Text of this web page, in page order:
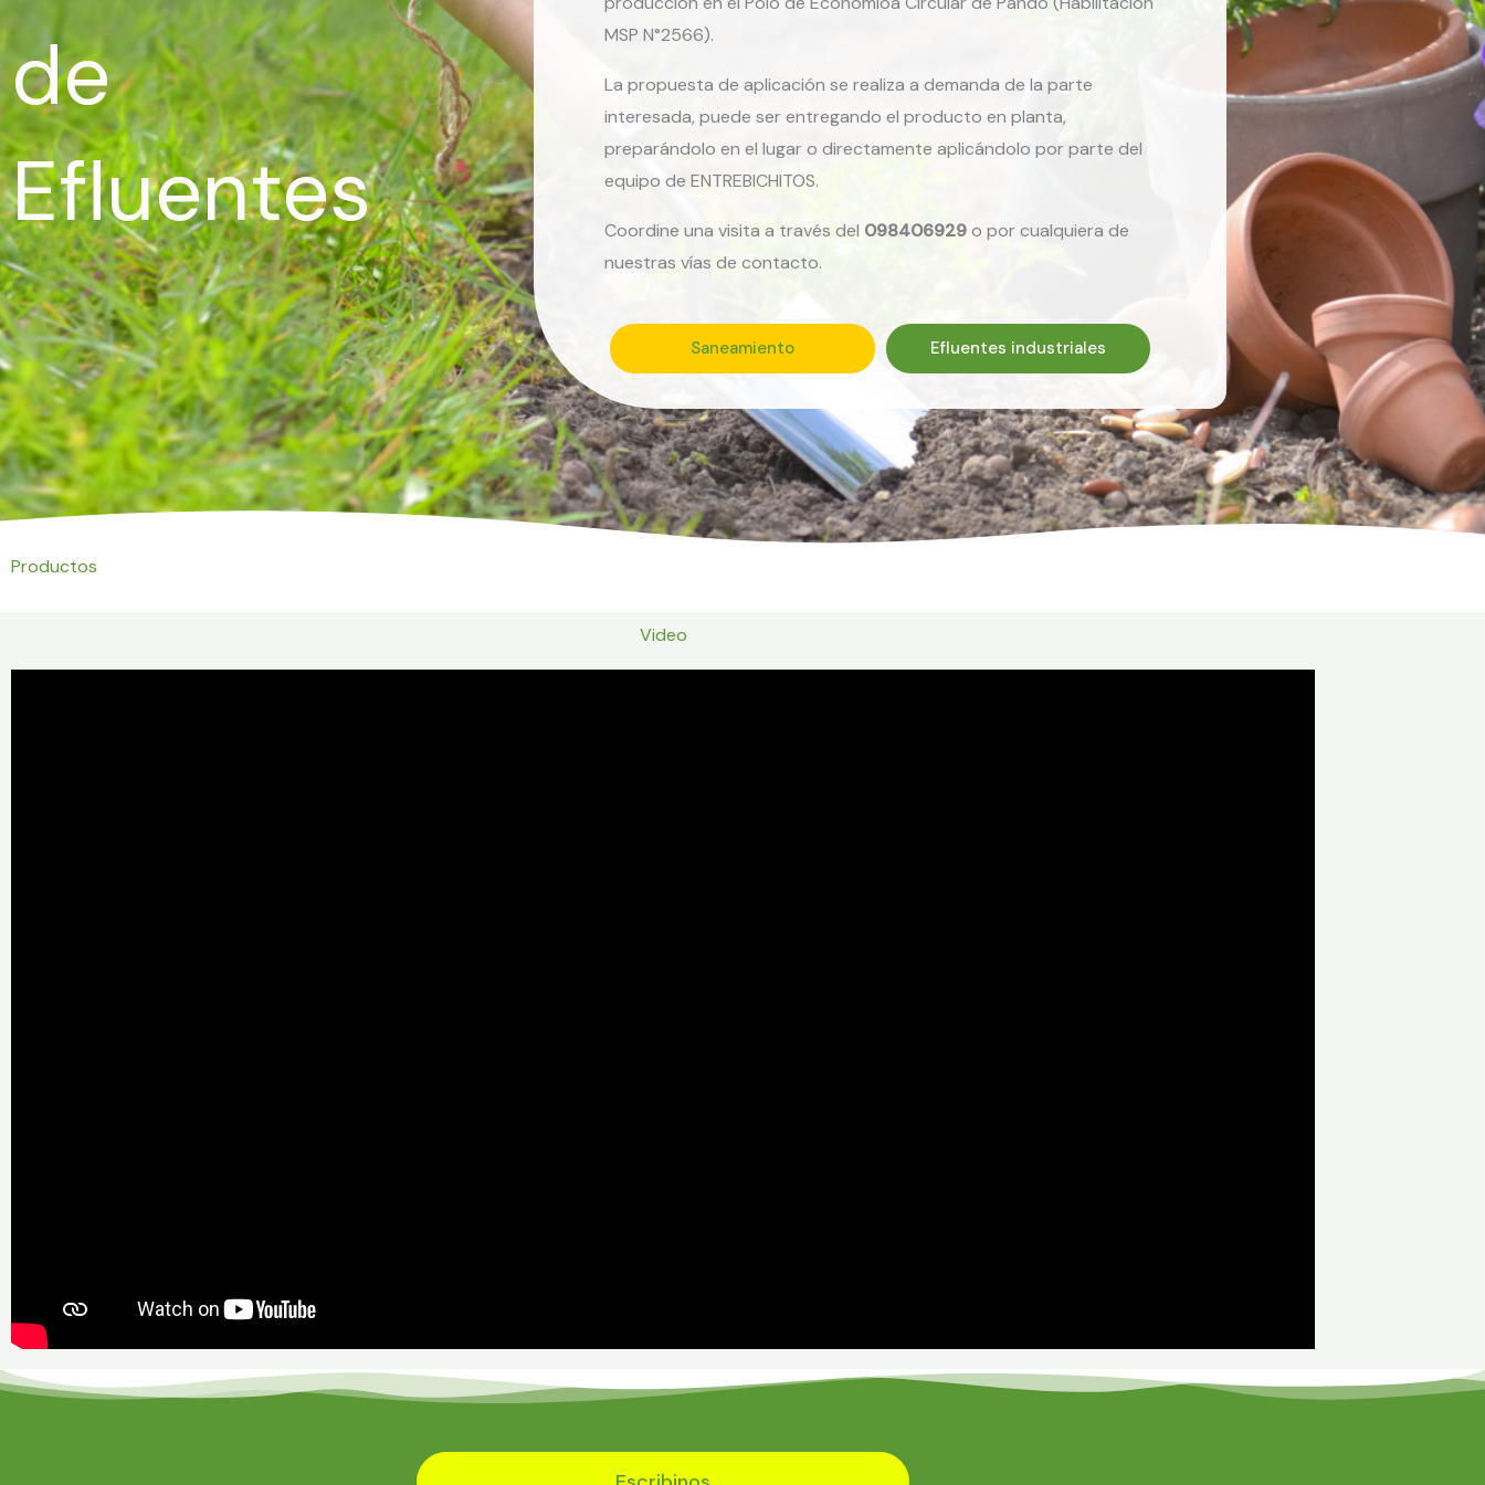
de
Efluentes
MSP N°2566).
La propuesta de aplicación se realiza a demanda de la parte
interesada, puede ser entregando el producto en planta,
preparándolo en el lugar o directamente aplicándolo por parte del
equipo de ENTREBICHITOS.
Coordine una visita a través del 098406929o por cualquiera de
nuestras vías de contacto.
Saneamiento Efluentes industriales
Productos
Video